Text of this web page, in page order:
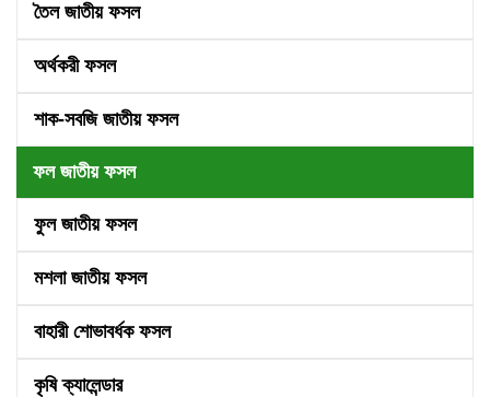
তৈল জাতীয় ফসল
অর্থকরী ফসল
শাক-সবজি জাতীয় ফসল
ফল জাতীয় ফসল
ফুল জাতীয় ফসল
মশলা জাতীয় ফসল
বাহারী শোভাবর্ধক ফসল
কৃষি ক্যালেন্ডার